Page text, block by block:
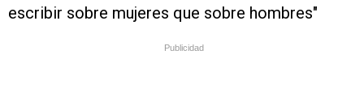
escribir sobre mujeres que sobre hombres"
Publicidad